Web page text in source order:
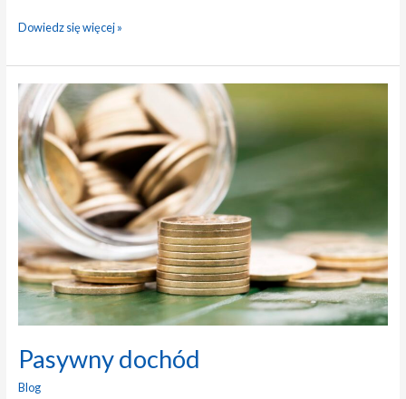
Dowiedz się więcej »
Pasywny dochód
Blog
Pasywny
dochód